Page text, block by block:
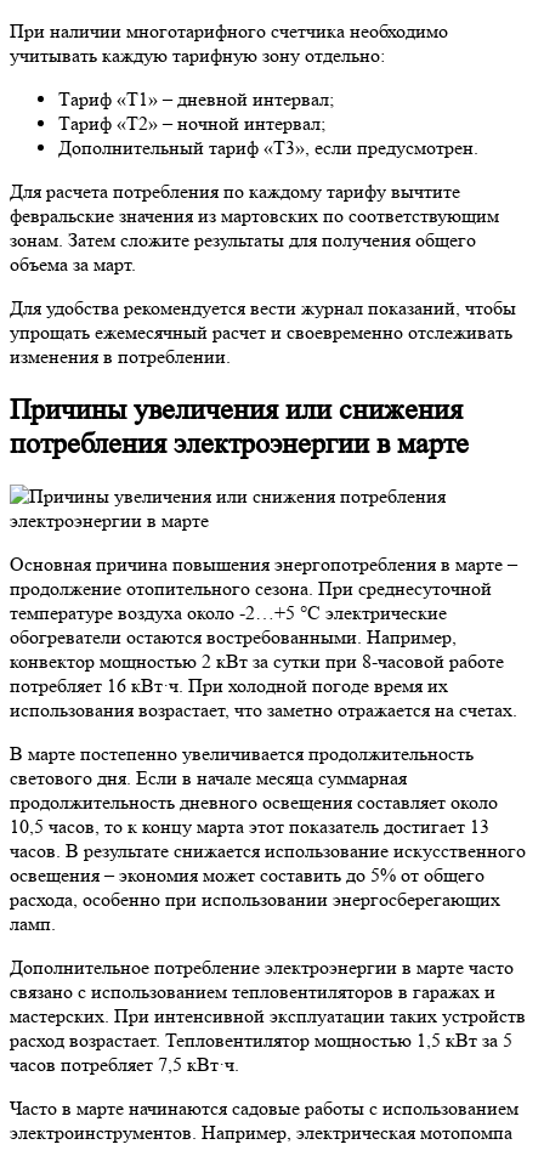
При наличии многотарифного счетчика необходимо
учитывать каждую тарифную зону отдельно:
Тариф «Т1» – дневной интервал;
Тариф «Т2» – ночной интервал;
Дополнительный тариф «Т3», если предусмотрен.
Для расчета потребления по каждому тарифу вычтите
февральские значения из мартовских по соответствующим
зонам. Затем сложите результаты для получения общего
объема за март.
Для удобства рекомендуется вести журнал показаний, чтобы
упрощать ежемесячный расчет и своевременно отслеживать
изменения в потреблении.
Причины увеличения или снижения
потребления электроэнергии в марте
Основная причина повышения энергопотребления в марте –
продолжение отопительного сезона. При среднесуточной
температуре воздуха около -2…+5 °C электрические
обогреватели остаются востребованными. Например,
конвектор мощностью 2 кВт за сутки при 8-часовой работе
потребляет 16 кВт·ч. При холодной погоде время их
использования возрастает, что заметно отражается на счетах.
В марте постепенно увеличивается продолжительность
светового дня. Если в начале месяца суммарная
продолжительность дневного освещения составляет около
10,5 часов, то к концу марта этот показатель достигает 13
часов. В результате снижается использование искусственного
освещения – экономия может составить до 5% от общего
расхода, особенно при использовании энергосберегающих
ламп.
Дополнительное потребление электроэнергии в марте часто
связано с использованием тепловентиляторов в гаражах и
мастерских. При интенсивной эксплуатации таких устройств
расход возрастает. Тепловентилятор мощностью 1,5 кВт за 5
часов потребляет 7,5 кВт·ч.
Часто в марте начинаются садовые работы с использованием
электроинструментов. Например, электрическая мотопомпа